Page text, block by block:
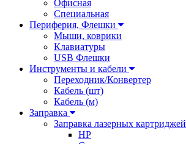
Офисная
Специальная
Периферия, Флешки
Мыши, коврики
Клавиатуры
USB Флешки
Инструменты и кабели
Переходник/Конвертер
Кабель (шт)
Кабель (м)
Заправка
Заправка лазерных картриджей
HP